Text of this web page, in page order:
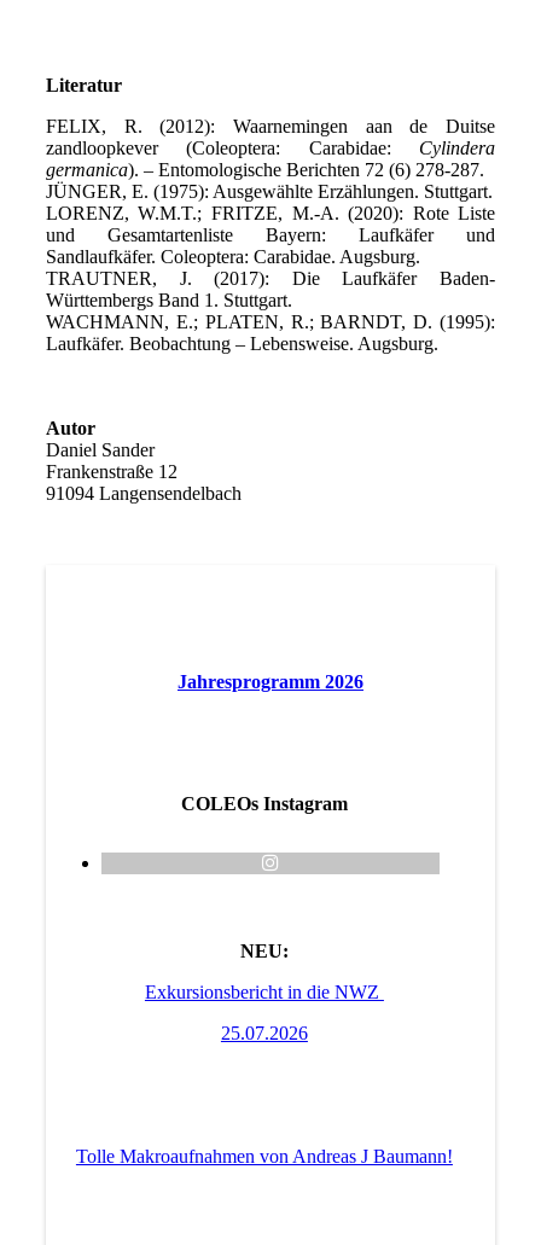
Literatur
FELIX, R. (2012): Waarnemingen aan de Duitse
zandloopkever (Coleoptera: Carabidae: Cylindera
germanica). – Entomologische Berichten 72 (6) 278-287.
JÜNGER, E. (1975): Ausgewählte Erzählungen. Stuttgart.
LORENZ, W.M.T.; FRITZE, M.-A. (2020): Rote Liste
und Gesamtartenliste Bayern: Laufkäfer und
Sandlaufkäfer. Coleoptera: Carabidae. Augsburg.
TRAUTNER, J. (2017): Die Laufkäfer Baden-
Württembergs Band 1. Stuttgart.
WACHMANN, E.; PLATEN, R.; BARNDT, D. (1995):
Laufkäfer. Beobachtung – Lebensweise. Augsburg.
Autor
Daniel Sander
Frankenstraße 12
91094 Langensendelbach
Jahresprogramm 2026
COLEOs Instagram
NEU:
Exkursionsbericht in die NWZ
25.07.2026
Tolle Makroaufnahmen von Andreas J Baumann!